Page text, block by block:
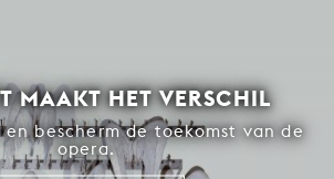
MAAKT HET VERSCHIL
bescherm de toekomst van de
opera.